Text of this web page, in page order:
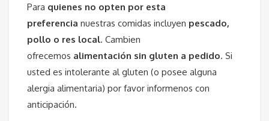
Para quienes no opten por esta
preferencia nuestras comidas incluyen pescado,
pollo o res local. Cambien
ofrecemos alimentación sin gluten a pedido. Si
usted es intolerante al gluten (o posee alguna
alergia alimentaria) por favor informenos con
anticipación.